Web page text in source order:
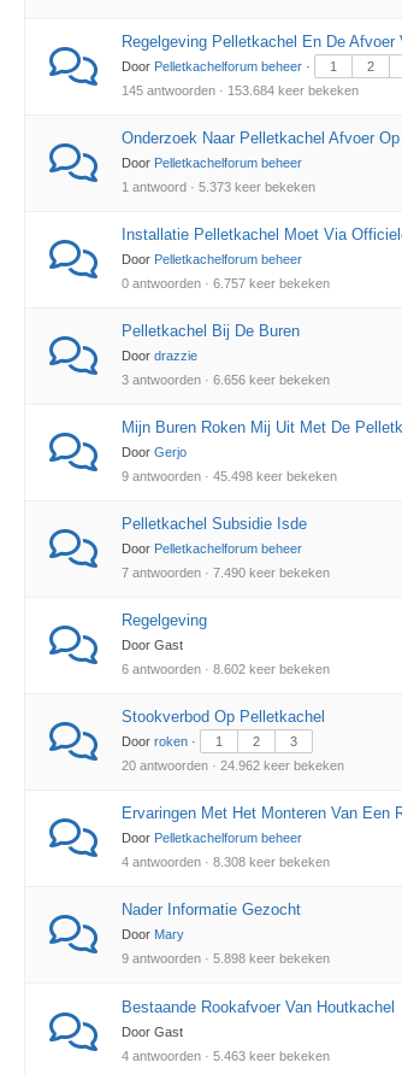
Regelgeving Pelletkachel En De Afvoer
Door Pelletkachelforum beheer · 1 2
145 antwoorden · 153.684 keer bekeken
Onderzoek Naar Pelletkachel Afvoer
Door Pelletkachelforum beheer
1 antwoord · 5.373 keer bekeken
Installatie Pelletkachel Moet Via
Door Pelletkachelforum beheer
0 antwoorden · 6.757 keer bekeken
Pelletkachel Bij De Buren
Door drazzie
3 antwoorden · 6.656 keer bekeken
Mijn Buren Roken Mij Uit Met De
Door Gerjo
9 antwoorden · 45.498 keer bekeken
Pelletkachel Subsidie Isde
Door Pelletkachelforum beheer
7 antwoorden · 7.490 keer bekeken
Regelgeving
Door Gast
6 antwoorden · 8.602 keer bekeken
Stookverbod Op Pelletkachel
Door roken · 1 2
3
20 antwoorden · 24.962 keer bekeken
Ervaringen Met Het Monteren Van Een
Door Pelletkachelforum beheer
4 antwoorden · 8.308 keer bekeken
Nader Informatie Gezocht
Door Mary
9 antwoorden · 5.898 keer bekeken
Bestaande Rookafvoer Van Houtkachel
Door Gast
4 antwoorden · 5.463 keer bekeken